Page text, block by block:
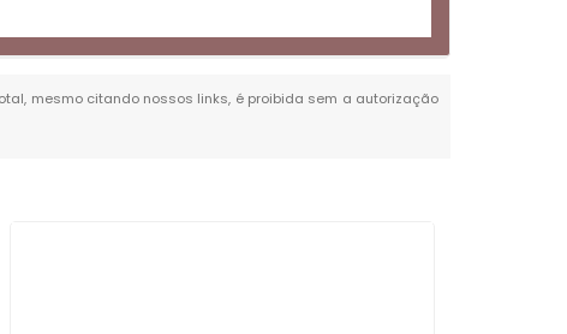
mesmo citando nossos links, é proibida sem a autorização